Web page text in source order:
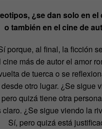
¿se dan solo en el
o también en el cine de
porque, al final, la ficción
más de autor el amor
de tuerca o se
otro lugar. ¿Se sigue
quizá tiene otra
claro. ¿Se sigue viendo la
Sí, pero quizá está